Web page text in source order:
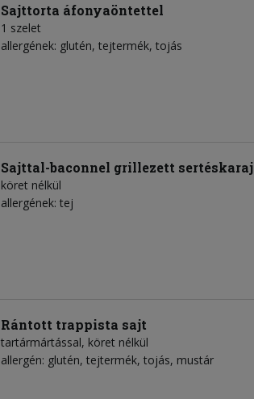
Sajttorta áfonyaöntettel
1 szelet
allergének: glutén, tejtermék, tojás
Sajttal-baconnel grillezett sertéskaraj
köret nélkül
allergének: tej
Rántott trappista sajt
tartármártással, köret nélkül
allergén: glutén, tejtermék, tojás, mustár